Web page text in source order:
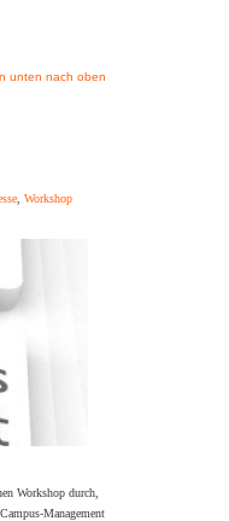
unten nach oben
, Workshop
Workshop durch,
Management